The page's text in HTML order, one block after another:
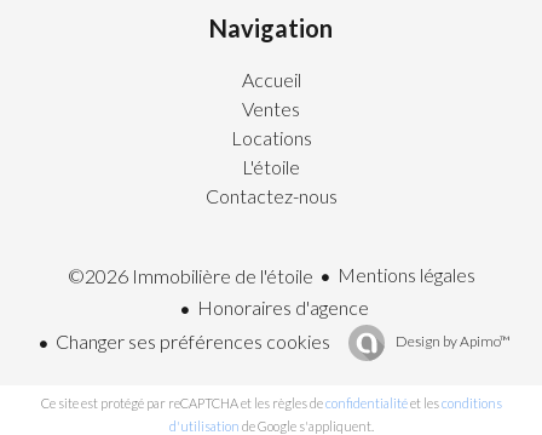
Navigation
Accueil
Ventes
Locations
L'étoile
Contactez-nous
©2026 Immobilière de l'étoile
Mentions légales
Honoraires d'agence
Changer ses préférences cookies
Design byApimo™
Ce site est protégé par reCAPTCHA et les règles deconfidentialitéet lesconditions
d'utilisation de Google s'appliquent.